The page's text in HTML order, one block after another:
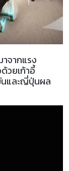
จากแรง
วยเก้าอี้
นและญี่ปุ่นผล